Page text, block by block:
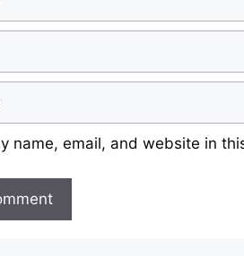
name, email, and website in